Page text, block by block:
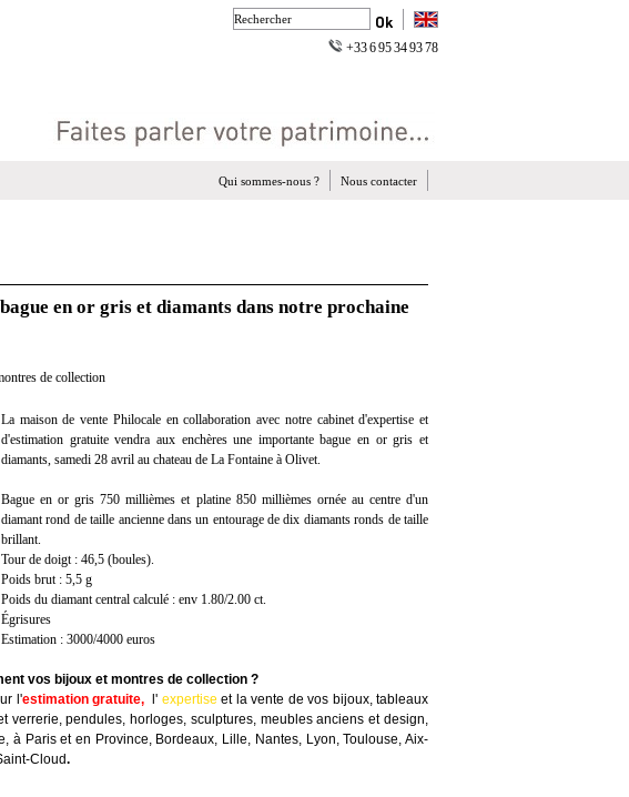
+33 6 95 34 93 78
Nous contacter
Qui sommes-nous ?
en or gris et diamants dans notre prochaine
de collection
La maison de vente Philocale en collaboration avec notre cabinet d'expertise et
d'estimation gratuite vendra aux enchères une importante bague en or gris et
diamants, samedi 28 avril au chateau de La Fontaine à Olivet.
Bague en or gris 750 millièmes et platine 850 millièmes ornée au centre d'un
diamant rond de taille ancienne dans un entourage de dix diamants ronds de taille
brillant.
Tour de doigt : 46,5 (boules).
Poids brut : 5,5 g
Poids du diamant central calculé : env 1.80/2.00 ct.
Égrisures
Estimation : 3000/4000 euros
vos bijoux et montres de collection ?
l'estimation gratuite, l' expertise et lavente de vos bijoux, tableaux
verrerie, pendules, horloges, sculptures, meubles anciens et design,
à Paris et en Province, Bordeaux, Lille, Nantes, Lyon, Toulouse, Aix-
Cloud.